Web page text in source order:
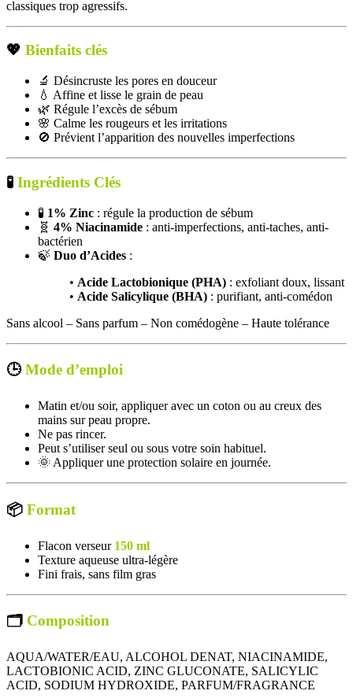
classiques trop agressifs.
💖 Bienfaits clés
🔬 Désincruste les pores en douceur
💧 Affine et lisse le grain de peau
🌿 Régule l’excès de sébum
🌸 Calme les rougeurs et les irritations
🚫 Prévient l’apparition des nouvelles imperfections
🧪 Ingrédients Clés
🧪 1% Zinc : régule la production de sébum
🧬 4% Niacinamide : anti-imperfections, anti-taches, anti-
bactérien
🍃 Duo d’Acides :
• Acide Lactobionique (PHA) : exfoliant doux, lissant
• Acide Salicylique (BHA) : purifiant, anti-comédon
Sans alcool – Sans parfum – Non comédogène – Haute tolérance
🕒Mode d’emploi
Matin et/ou soir, appliquer avec un coton ou au creux des
mains sur peau propre.
Ne pas rincer.
Peut s’utiliser seul ou sous votre soin habituel.
🌞 Appliquer une protection solaire en journée.
📦 Format
Flacon verseur 150 ml
Texture aqueuse ultra-légère
Fini frais, sans film gras
🗂 Composition
AQUA/WATER/EAU, ALCOHOL DENAT, NIACINAMIDE,
LACTOBIONIC ACID, ZINC GLUCONATE, SALICYLIC
ACID, SODIUM HYDROXIDE, PARFUM/FRAGRANCE